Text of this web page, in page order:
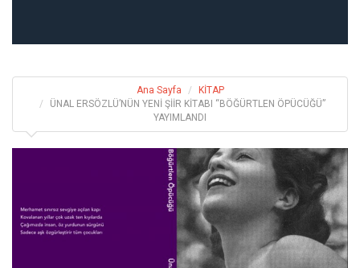
Ana Sayfa
KİTAP
ÜNAL ERSÖZLÜ’NÜN YENİ ŞİİR KİTABI “BÖĞÜRTLEN ÖPÜCÜĞÜ”
YAYIMLANDI